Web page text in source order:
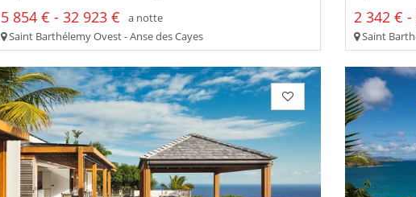
5 854 € - 32 923 €
a notte
Saint Barthélemy Ovest - Anse des Cayes
2 342 €
Saint